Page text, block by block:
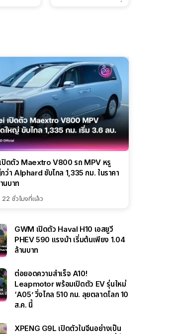
และ
โซลูชัน
จร
ปิดตัว Maextro V800 รถ MPV หรู
ว่า Alphard ขับไกล 1,335 กม. ในราคา
นบาท
22 ชั่วโมงที่แล้ว
GWM เปิดตัว Haval H10 เอสยูวี
PHEV 590 แรงม้า เริ่มต้นเพียง 1.04
ล้านบาท
ต่อยอดความสำเร็จ A10!
Leapmotor พร้อมเปิดตัว EV รุ่นใหม่
‘A05’ วิ่งไกล 510 กม. ลุยตลาดโลก 10
ส.ค. นี้
XPENG G9L เปิดตัวในจีนอย่างเป็น